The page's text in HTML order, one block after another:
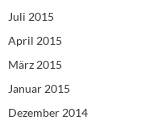
Juli 2015
April 2015
März 2015
Januar 2015
Dezember 2014